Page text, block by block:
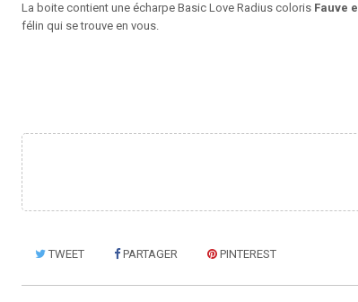
La boite contient une écharpe Basic Love Radius coloris Fauve
félin qui se trouve en vous.
TWEET PARTAGER PINTEREST